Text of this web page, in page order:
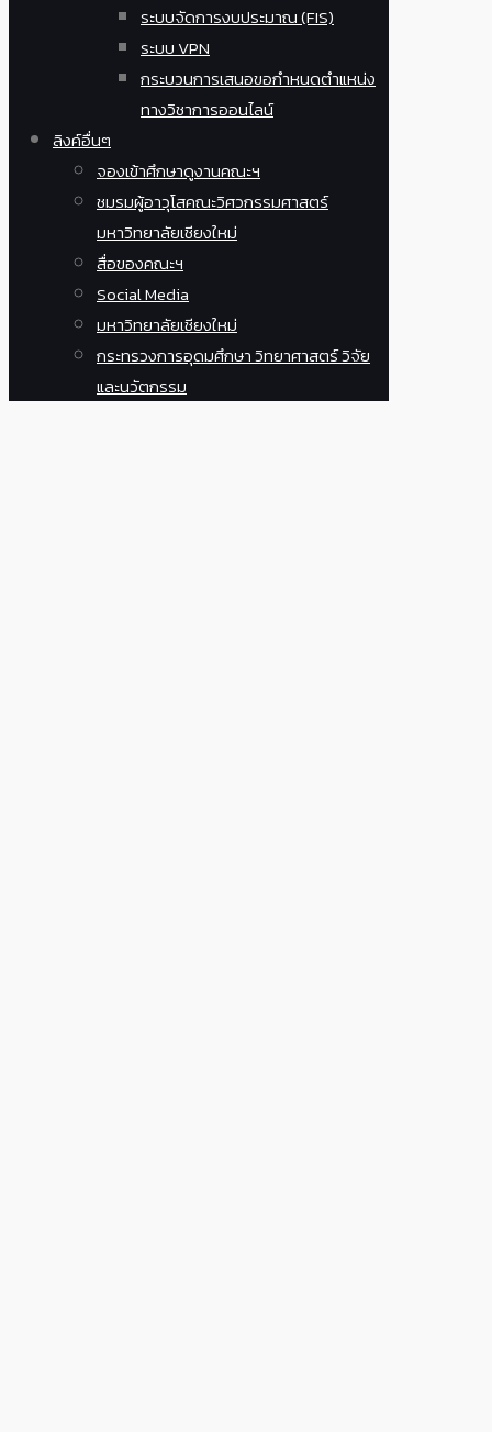
ระบบจัดการงบประมาณ (FIS)
ระบบ VPN
กระบวนการเสนอขอกำหนดตำแหน่ง
ทางวิชาการออนไลน์
ลิงค์อื่นๆ
จองเข้าศึกษาดูงานคณะฯ
ชมรมผู้อาวุโสคณะวิศวกรรมศาสตร์
มหาวิทยาลัยเชียงใหม่
สื่อของคณะฯ
Social Media
มหาวิทยาลัยเชียงใหม่
กระทรวงการอุดมศึกษา วิทยาศาสตร์ วิจัย
และนวัตกรรม